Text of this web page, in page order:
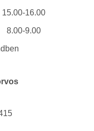
15.00-16.00
8.00-9.00